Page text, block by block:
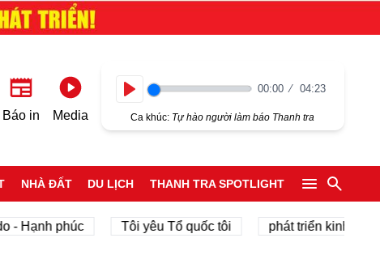
Báo in Media
00:00 04:23
Ca khúc: Tự hào người làm báo Thanh tra
NHÀ ĐẤT DU LỊCH THANH TRA SPOTLIGHT
phúc Tôi yêu Tổ quốc tôi phát triển kinh tế tư nhân